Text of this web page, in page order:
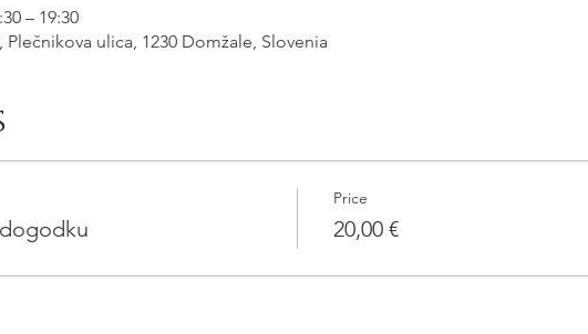
– 19:30
Plečnikova ulica, 1230 Domžale, Slovenia
Price
20,00 €